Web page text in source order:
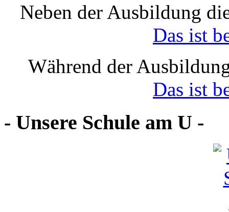
Neben der Ausbildung
Das ist
Während der
Das ist
- Unsere Schule am U -